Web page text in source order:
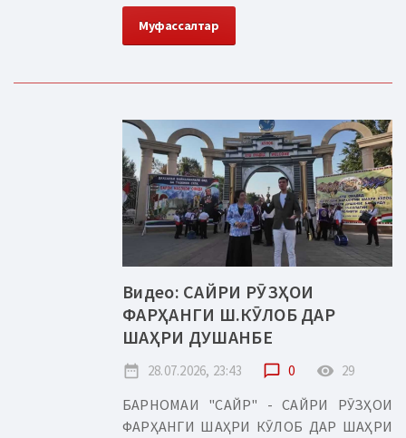
Муфассалтар
Видео: САЙРИ РӮЗҲОИ
ФАРҲАНГИ Ш.КӮЛОБ ДАР
ШАҲРИ ДУШАНБЕ
date_range 28.07.2026, 23:43 chat_bubble_outline 0 remove_red_eye 29
БАРНОМАИ "САЙР" - САЙРИ РӮЗҲОИ
ФАРҲАНГИ ШАҲРИ КӮЛОБ ДАР ШАҲРИ